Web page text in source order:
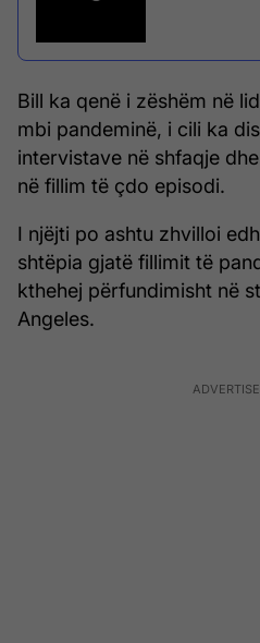
Bill ka qenë i zëshëm në
mbi pandeminë, i cili ka
intervistave në shfaqje
në fillim të çdo episodi.
I njëjti po ashtu zhvilloi
shtëpia gjatë fillimit të
kthehej përfundimisht në
Angeles.